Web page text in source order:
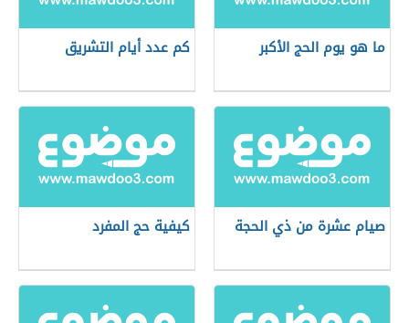
ما هو يوم الحج الأكبر كم عدد أيام التشريق
صيام عشرة من ذي الحجة كيفية حج المفرد